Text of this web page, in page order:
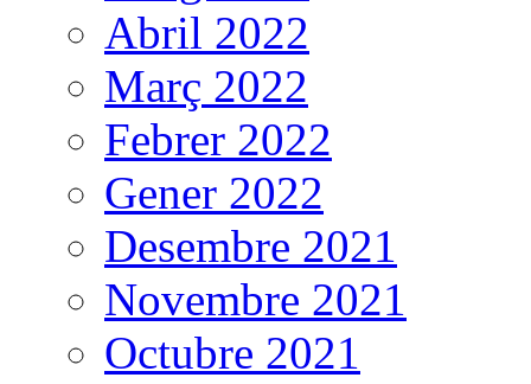
Abril 2022
Març 2022
Febrer 2022
Gener 2022
Desembre 2021
Novembre 2021
Octubre 2021